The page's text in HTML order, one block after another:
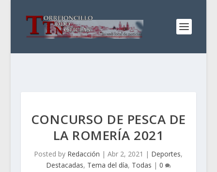
CONCURSO DE PESCA DE
LA ROMERÍA 2021
Posted by Redacción |Abr 2, 2021 | Deportes,
Destacadas, Tema del día, Todas | 0